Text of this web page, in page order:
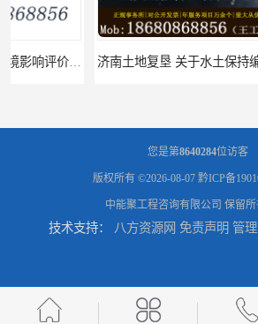
济南土地复垦 关于水土保持编制 服务
泸州土地复垦 工程节能评估 服务
您是第8640284位访客
版权所有 ©2026-08-07 黔ICP备
中能聚工程咨询有限公司 保留所
技术支持： 八方资源网 免责声明 管